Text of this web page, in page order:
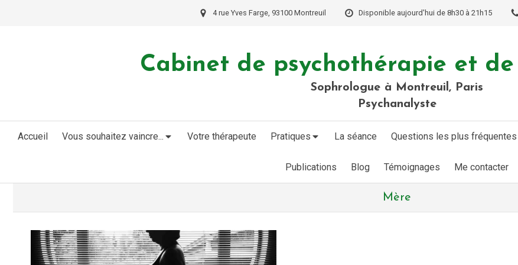
4 rue Yves Farge, 93100 Montreuil Disponible aujourd'hui de 8h30 à 21h15
Cabinet de psychothérapie et
Sophrologue à Montreuil, Paris
Psychanalyste
Accueil Vous souhaitez vaincre... Votre thérapeute Pratiques La séance Questions les plus fréquentes
Publications Blog Témoignages Me contacter
Mère